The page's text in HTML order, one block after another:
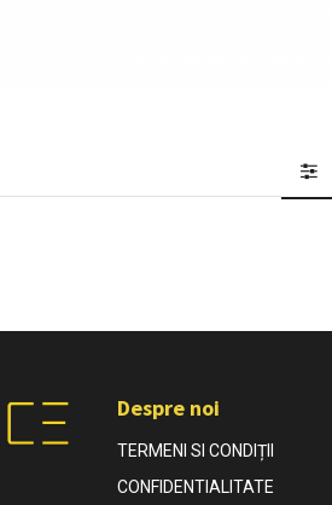
Despre noi
TERMENI SI CONDIȚII
CONFIDENTIALITATE